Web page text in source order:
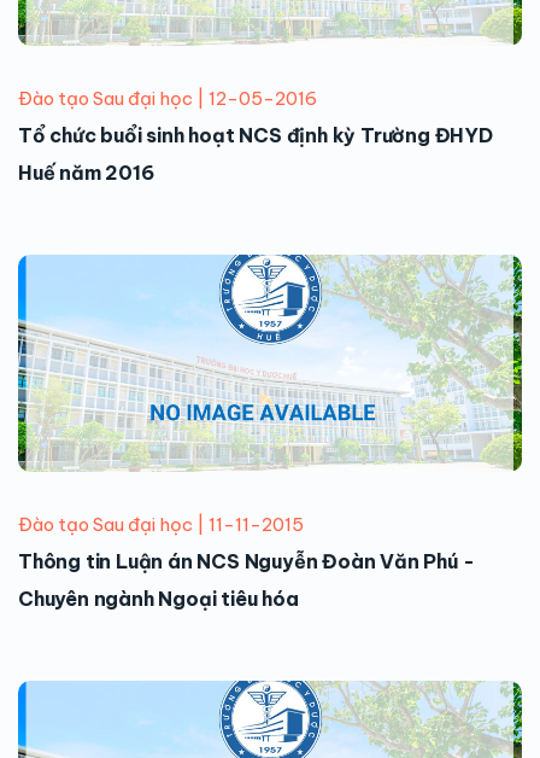
Đào tạo Sau đại học | 12-05-2016
Tổ chức buổi sinh hoạt NCS định kỳ Trường ĐHYD
Huế năm 2016
Đào tạo Sau đại học | 11-11-2015
Thông tin Luận án NCS Nguyễn Đoàn Văn Phú -
Chuyên ngành Ngoại tiêu hóa